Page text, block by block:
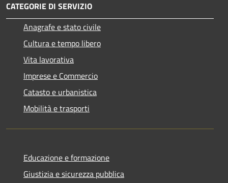
CATEGORIE DI SERVIZIO
Anagrafe e stato civile
Cultura e tempo libero
Vita lavorativa
Imprese e Commercio
Catasto e urbanistica
Mobilità e trasporti
Educazione e formazione
Giustizia e sicurezza pubblica